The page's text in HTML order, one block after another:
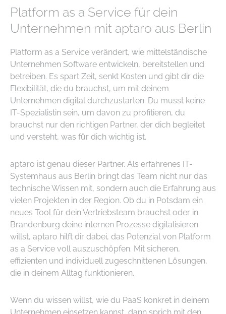
Platform as a Service für dein
Unternehmen mit aptaro aus Berlin
Platform as a Service verändert, wie mittelständische
Unternehmen Software entwickeln, bereitstellen und
betreiben. Es spart Zeit, senkt Kosten und gibt dir die
Flexibilität, die du brauchst, um mit deinem
Unternehmen digital durchzustarten. Du musst keine
IT-Spezialistin sein, um davon zu profitieren, du
brauchst nur den richtigen Partner, der dich begleitet
und versteht, was für dich wichtig ist.
aptaro ist genau dieser Partner. Als erfahrenes IT-
Systemhaus aus Berlin bringt das Team nicht nur das
technische Wissen mit, sondern auch die Erfahrung aus
vielen Projekten in der Region. Ob du in Potsdam ein
neues Tool für dein Vertriebsteam brauchst oder in
Brandenburg deine internen Prozesse digitalisieren
willst, aptaro hilft dir dabei, das Potenzial von Platform
as a Service voll auszuschöpfen. Mit sicheren,
effizienten und individuell zugeschnittenen Lösungen,
die in deinem Alltag funktionieren.
Wenn du wissen willst, wie du PaaS konkret in deinem